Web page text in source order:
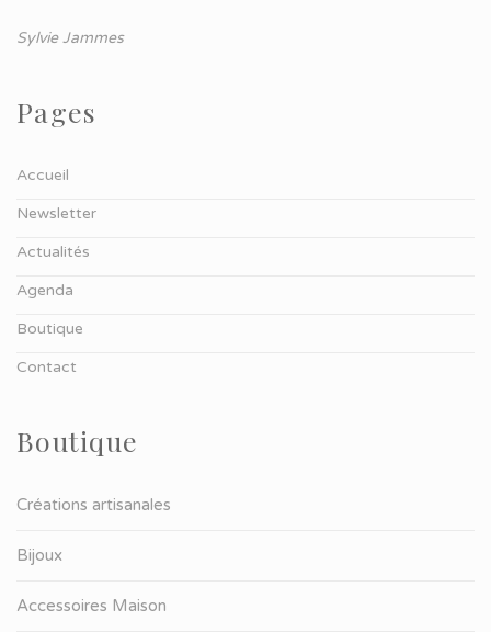
Sylvie Jammes
Pages
Accueil
Newsletter
Actualités
Agenda
Boutique
Contact
Boutique
Créations artisanales
Bijoux
Accessoires Maison